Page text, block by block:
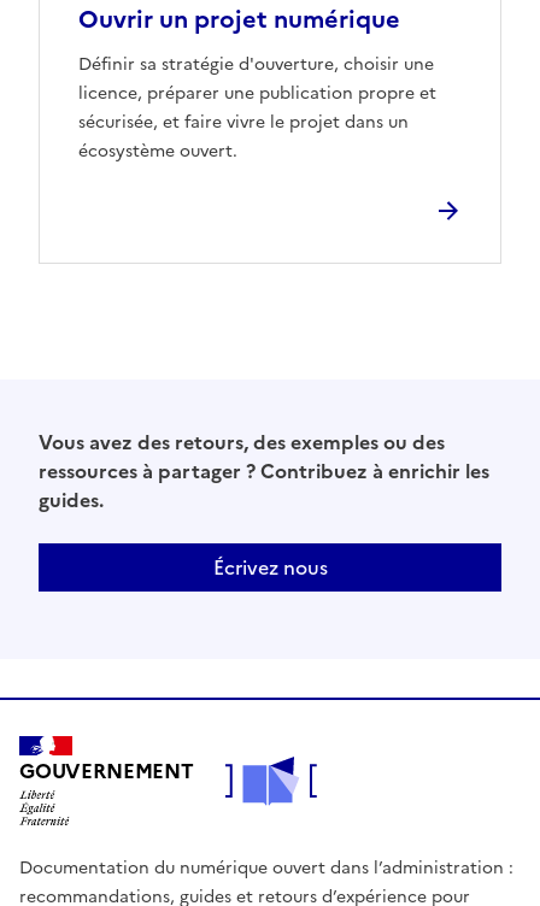
Ouvrir un projet numérique
Définir sa stratégie d'ouverture, choisir une
licence, préparer une publication propre et
sécurisée, et faire vivre le projet dans un
écosystème ouvert.
Vous avez des retours, des exemples ou des
ressources à partager ? Contribuez à enrichir les
guides.
Écrivez nous
GOUVERNEMENT
Documentation du numérique ouvert dans l’administration :
recommandations, guides et retours d’expérience pour